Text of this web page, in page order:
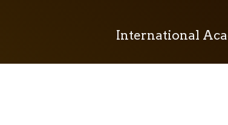
International